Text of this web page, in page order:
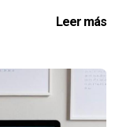
y profesional.
a lograr tus
de
encontrar un
Leer más